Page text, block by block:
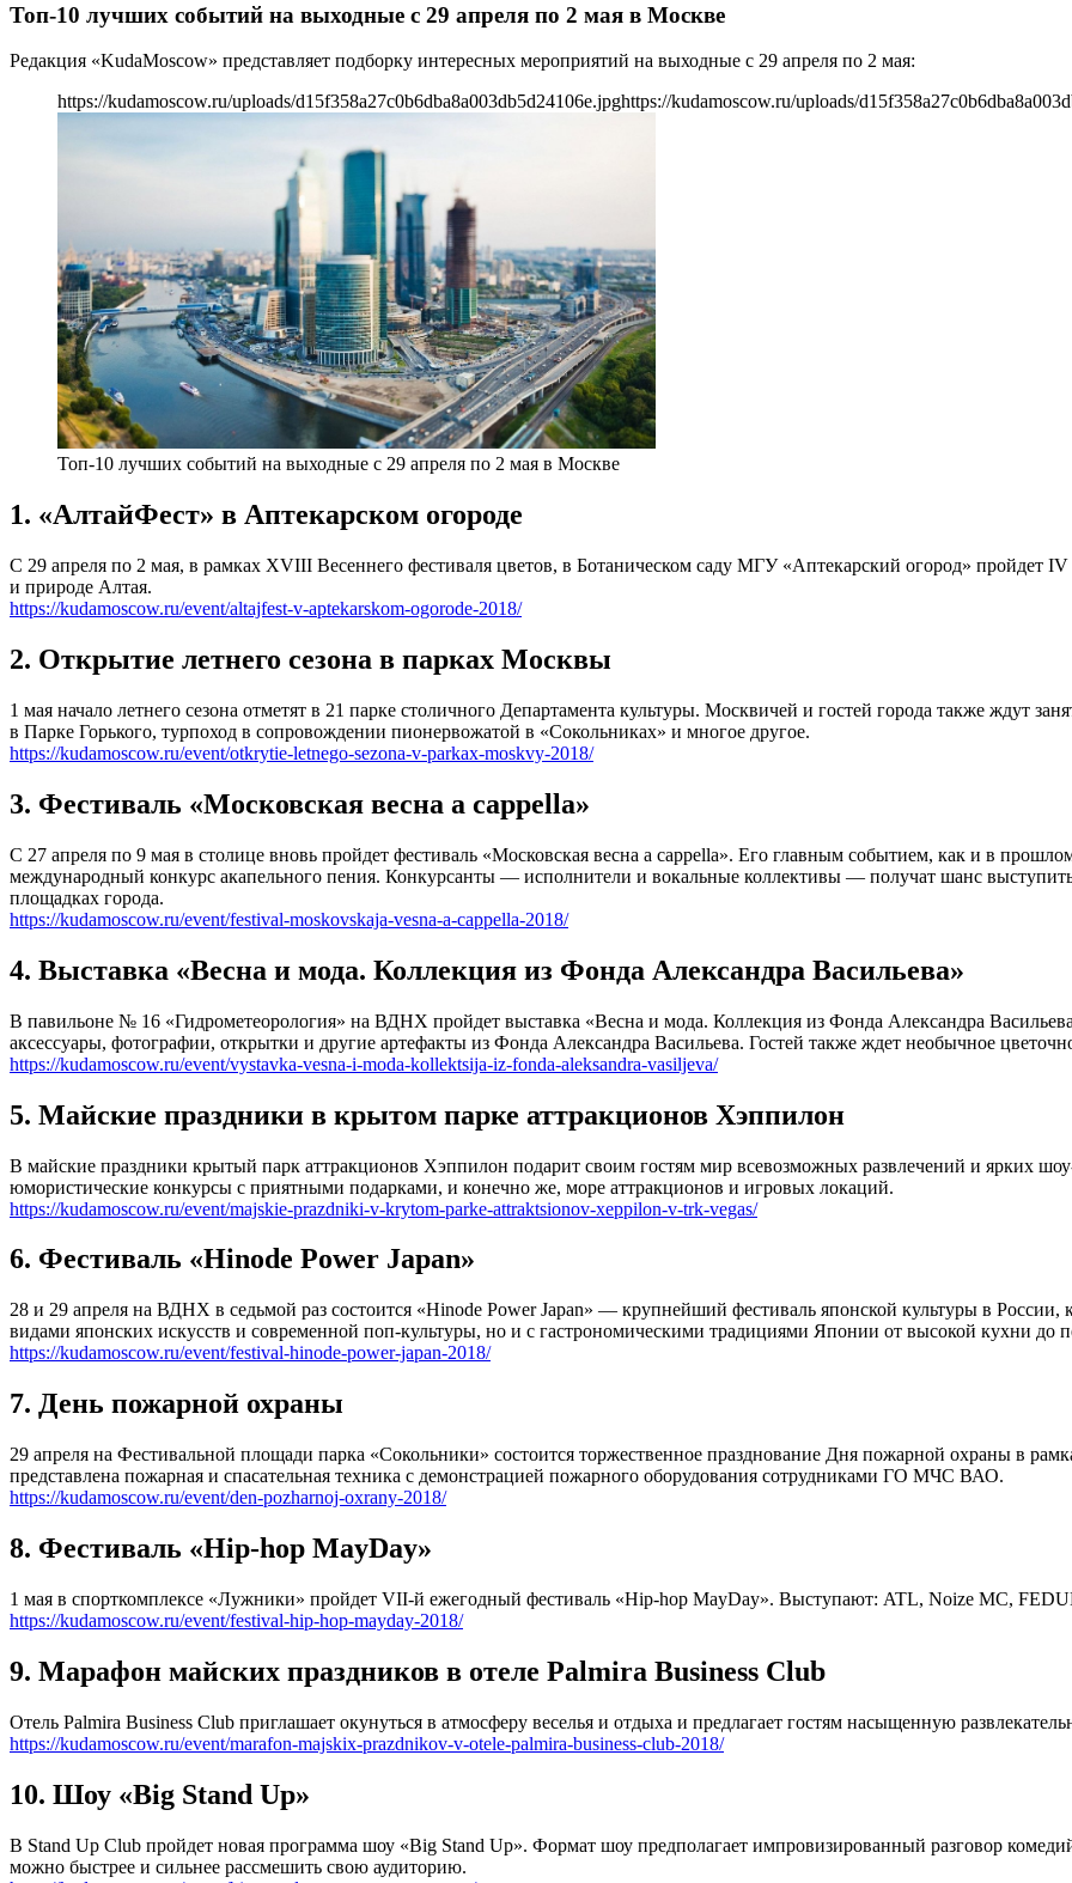
Топ-10 лучших событий на выходные с 29 апреля по 2 мая в Москве
Редакция «KudaMoscow» представляет подборку интересных мероприятий на выходные с 29 апреля по 2 мая:
https://kudamoscow.ru/uploads/d15f358a27c0b6dba8a003db5d24106e.jpghttps://kudamoscow.ru/uploads/
Топ-10 лучших событий на выходные с 29 апреля по 2 мая в Москве
1. «АлтайФест» в Аптекарском огороде
С 29 апреля по 2 мая, в рамках XVIII Весеннего фестиваля цветов, в Ботаническом саду МГУ «Аптекарский огород» пройдет
и природе Алтая.
https://kudamoscow.ru/event/altajfest-v-aptekarskom-ogorode-2018/
2. Открытие летнего сезона в парках Москвы
1 мая начало летнего сезона отметят в 21 парке столичного Департамента культуры. Москвичей и гостей города также ждут
в Парке Горького, турпоход в сопровождении пионервожатой в «Сокольниках» и многое другое.
https://kudamoscow.ru/event/otkrytie-letnego-sezona-v-parkax-moskvy-2018/
3. Фестиваль «Московская весна a cappella»
С 27 апреля по 9 мая в столице вновь пройдет фестиваль «Московская весна a cappella». Его главным событием, как и в
международный конкурс акапельного пения. Конкурсанты — исполнители и вокальные коллективы — получат шанс
площадках города.
https://kudamoscow.ru/event/festival-moskovskaja-vesna-a-cappella-2018/
4. Выставка «Весна и мода. Коллекция из Фонда Александра Васильева»
В павильоне № 16 «Гидрометеорология» на ВДНХ пройдет выставка «Весна и мода. Коллекция из Фонда Александра
аксессуары, фотографии, открытки и другие артефакты из Фонда Александра Васильева. Гостей также ждет необычное
https://kudamoscow.ru/event/vystavka-vesna-i-moda-kollektsija-iz-fonda-aleksandra-vasiljeva/
5. Майские праздники в крытом парке аттракционов Хэппилон
В майские праздники крытый парк аттракционов Хэппилон подарит своим гостям мир всевозможных развлечений и ярких
юмористические конкурсы с приятными подарками, и конечно же, море аттракционов и игровых локаций.
https://kudamoscow.ru/event/majskie-prazdniki-v-krytom-parke-attraktsionov-xeppilon-v-trk-vegas/
6. Фестиваль «Hinode Power Japan»
28 и 29 апреля на ВДНХ в седьмой раз состоится «Hinode Power Japan» — крупнейший фестиваль японской культуры в России,
видами японских искусств и современной поп-культуры, но и с гастрономическими традициями Японии от высокой кухни до
https://kudamoscow.ru/event/festival-hinode-power-japan-2018/
7. День пожарной охраны
29 апреля на Фестивальной площади парка «Сокольники» состоится торжественное празднование Дня пожарной охраны в
представлена пожарная и спасательная техника с демонстрацией пожарного оборудования сотрудниками ГО МЧС ВАО.
https://kudamoscow.ru/event/den-pozharnoj-oxrany-2018/
8. Фестиваль «Hip-hop MayDay»
1 мая в спорткомплексе «Лужники» пройдет VII-й ежегодный фестиваль «Hip-hop MayDay». Выступают: ATL, Noize MC,
https://kudamoscow.ru/event/festival-hip-hop-mayday-2018/
9. Марафон майских праздников в отеле Palmira Business Club
Отель Palmira Business Club приглашает окунуться в атмосферу веселья и отдыха и предлагает гостям насыщенную
https://kudamoscow.ru/event/marafon-majskix-prazdnikov-v-otele-palmira-business-club-2018/
10. Шоу «Big Stand Up»
В Stand Up Club пройдет новая программа шоу «Big Stand Up». Формат шоу предполагает импровизированный разговор
можно быстрее и сильнее рассмешить свою аудиторию.